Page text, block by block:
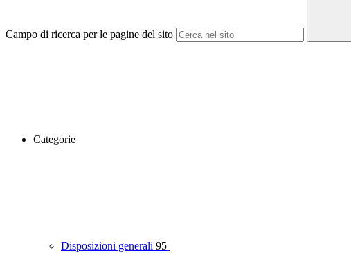
Campo di ricerca per le pagine del sito
Categorie
Disposizioni generali 95